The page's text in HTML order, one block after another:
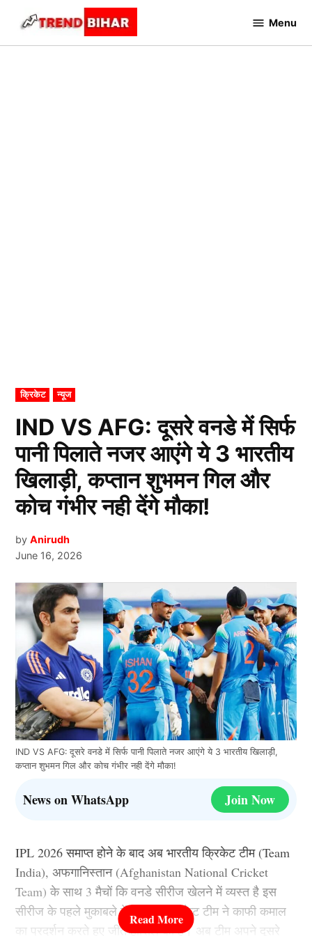
content
Bihar
Menu
POSTED
IN
क्रिकेट न्यूज
IND VS AFG: दूसरे वनडे में सिर्फ
पानी पिलाते नजर आएंगे ये 3 भारतीय
खिलाड़ी, कप्तान शुभमन गिल और
कोच गंभीर नही देंगे मौका!
by Anirudh
June 16, 2026
IND VS AFG: दूसरे वनडे में सिर्फ पानी पिलाते नजर आएंगे ये 3 भारतीय खिलाड़ी,
कप्तान शुभमन गिल और कोच गंभीर नही देंगे मौका!
News on WhatsApp Join Now
IPL 2026 समाप्त होने के बाद अब भारतीय क्रिकेट टीम (Team
India), अफगानिस्तान (Afghanistan National Cricket
Team) के साथ 3 मैचों कि वनडे सीरीज खेलने में व्यस्त है इस
सीरीज के पहले मुकाबले में भारतीय क्रिकेट टीम ने काफी कमाल
का प्रदर्शन करते हुए जीत हासिल की है। अब टीम अपने दूसरे